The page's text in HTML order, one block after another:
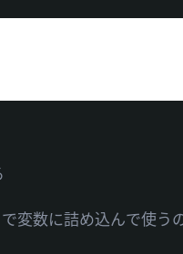
数に詰め込んで使う